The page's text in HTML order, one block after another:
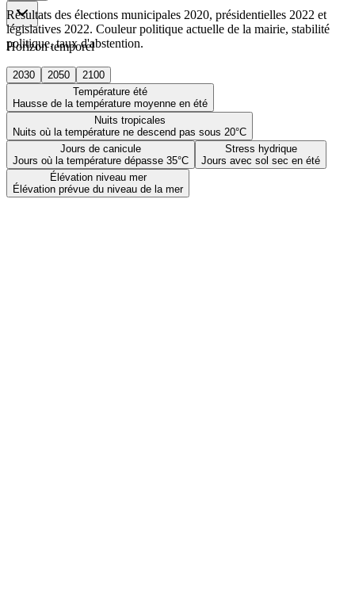
Horizon temporel
2030 2050
2100
Température été
Hausse de la température moyenne en été
Nuits tropicales
Nuits où la température ne descend pas sous 20°C
Jours de canicule
Jours où la température dépasse 35°C
Stress hydrique
Jours avec sol sec en été
Élévation niveau mer
Élévation prévue du niveau de la mer
Résultats des élections municipales 2020, présidentielles 2022 et
législatives 2022. Couleur politique actuelle de la mairie, stabilité
politique, taux d'abstention.